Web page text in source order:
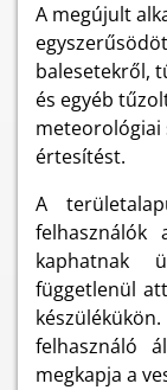
A megújult
balesetekről,
és egyéb
meteorológiai
értesítést.
A
kaphatnak
függetlenül
felhasználó
megkapja a